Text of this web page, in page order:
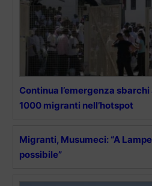
Continua l’emergenza
1000 migranti nell’hotspot
Migranti, Musumeci: “A
possibile”